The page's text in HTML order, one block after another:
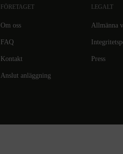
FÖRETAGET
Om oss
FAQ
Kontakt
Anslut anläggning
LEGALT
Allmänna
Press